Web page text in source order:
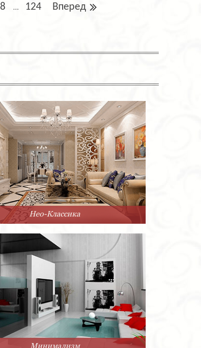
8 ... 124 Вперед
Нео-Классика
Минимализм